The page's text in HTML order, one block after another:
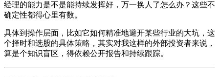
经理的能力是不是能持续发挥好，万一换人了怎么办？这些不
确定性都得心里有数。
具体到操作层面，比如它如何精准地避开某些行业的大坑，这
个择时和选股的具体策略，其实对我这样的外部投资者来说，
算是个知识盲区，得依赖公开报告和持续跟踪。